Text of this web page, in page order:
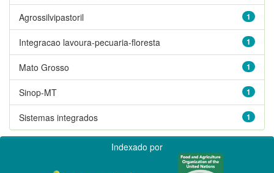
1
Agrossilvipastoril
1
Integracao lavoura-pecuaria-floresta
1
Mato Grosso
1
Sinop-MT
1
Sistemas integrados
Indexado por